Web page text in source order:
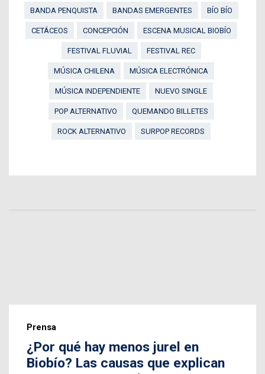
BANDA PENQUISTA
BANDAS EMERGENTES BÍO BÍO
CETÁCEOS CONCEPCIÓN ESCENA MUSICAL BIOBÍO
FESTIVAL FLUVIAL FESTIVAL REC
MÚSICA CHILENA MÚSICA ELECTRÓNICA
MÚSICA INDEPENDIENTE NUEVO SINGLE
POP ALTERNATIVO QUEMANDO BILLETES
ROCK ALTERNATIVO SURPOP RECORDS
Prensa
¿Por qué hay menos jurel en
Biobío? Las causas que explican